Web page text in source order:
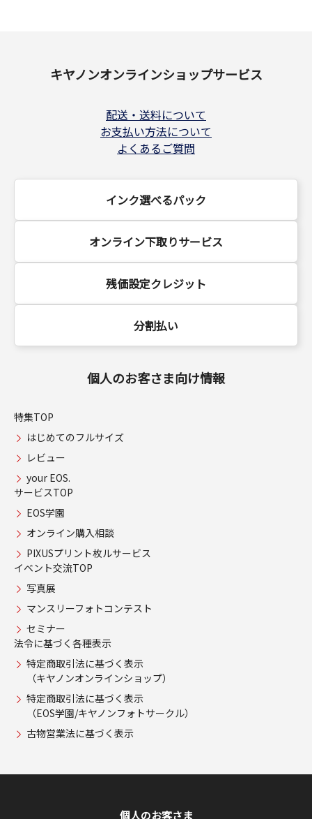
キヤノンオンラインショップサービス
配送・送料について
お支払い方法について
よくあるご質問
インク選べるパック
オンライン下取りサービス
残価設定クレジット
分割払い
個人のお客さま向け情報
特集TOP
はじめてのフルサイズ
レビュー
your EOS.
サービスTOP
EOS学園
オンライン購入相談
PIXUSプリント枚ルサービス
イベント交流TOP
写真展
マンスリーフォトコンテスト
セミナー
法令に基づく各種表示
特定商取引法に基づく表示
（キヤノンオンラインショップ）
特定商取引法に基づく表示
（EOS学園/キヤノンフォトサークル）
古物営業法に基づく表示
個人のお客さま